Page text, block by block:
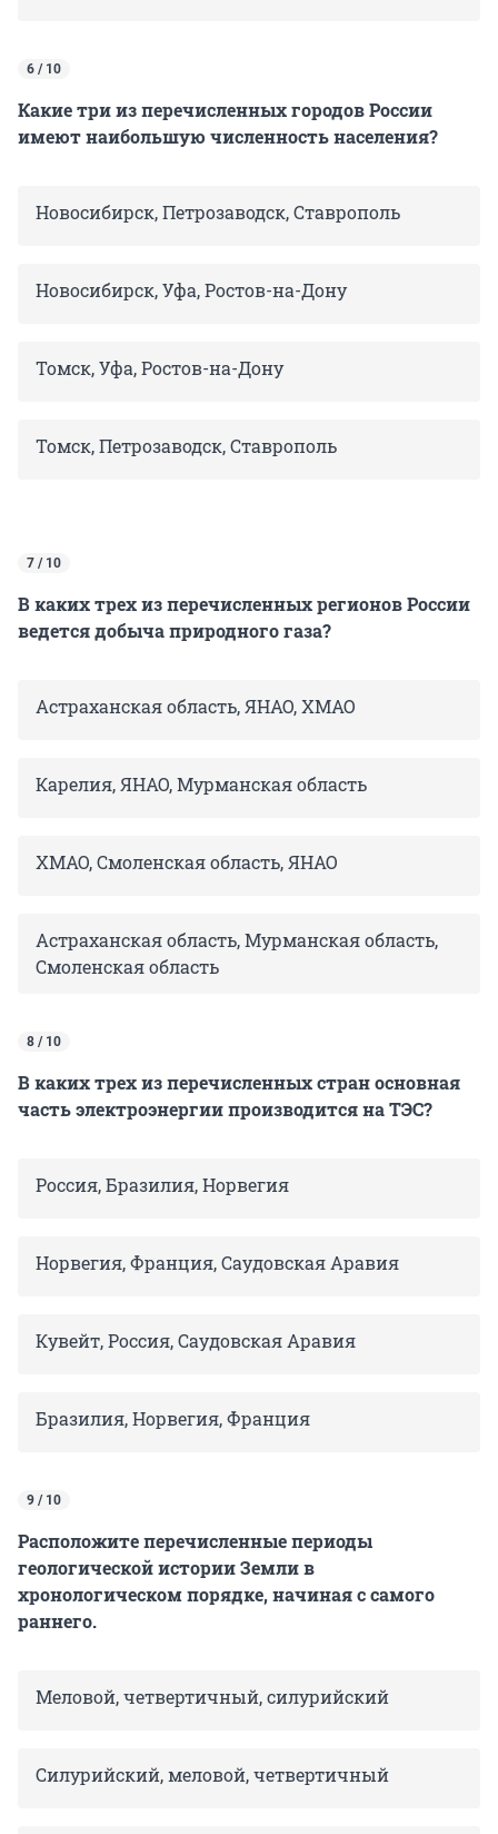
6 / 10
Какие три из перечисленных городов России
имеют наибольшую численность населения?
Новосибирск, Петрозаводск, Ставрополь
Новосибирск, Уфа, Ростов-на-Дону
Томск, Уфа, Ростов-на-Дону
Томск, Петрозаводск, Ставрополь
7 / 10
В каких трех из перечисленных регионов России
ведется добыча природного газа?
Астраханская область, ЯНАО, ХМАО
Карелия, ЯНАО, Мурманская область
ХМАО, Смоленская область, ЯНАО
Астраханская область, Мурманская область,
Смоленская область
8 / 10
В каких трех из перечисленных стран основная
часть электроэнергии производится на ТЭС?
Россия, Бразилия, Норвегия
Норвегия, Франция, Саудовская Аравия
Кувейт, Россия, Саудовская Аравия
Бразилия, Норвегия, Франция
9 / 10
Расположите перечисленные периоды
геологической истории Земли в
хронологическом порядке, начиная с самого
раннего.
Меловой, четвертичный, силурийский
Силурийский, меловой, четвертичный